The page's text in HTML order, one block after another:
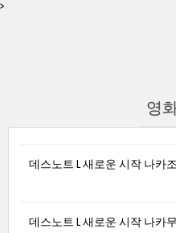
>
영
데스노트 L 새로운 시작 나카
데스노트 L 새로운 시작 나카무